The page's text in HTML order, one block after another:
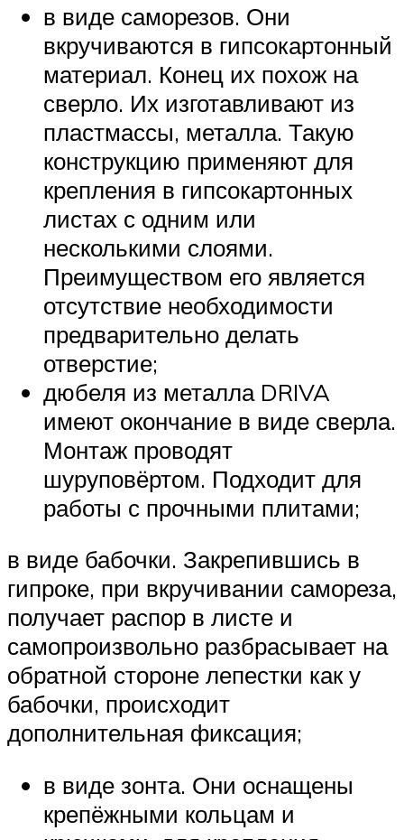
в виде саморезов. Они
вкручиваются в гипсокартонный
материал. Конец их похож на
сверло. Их изготавливают из
пластмассы, металла. Такую
конструкцию применяют для
крепления в гипсокартонных
листах с одним или
несколькими слоями.
Преимуществом его является
отсутствие необходимости
предварительно делать
отверстие;
дюбеля из металла DRIVA
имеют окончание в виде сверла.
Монтаж проводят
шуруповёртом. Подходит для
работы с прочными плитами;
в виде бабочки. Закрепившись в
гипроке, при вкручивании самореза,
получает распор в листе и
самопроизвольно разбрасывает на
обратной стороне лепестки как у
бабочки, происходит
дополнительная фиксация;
в виде зонта. Они оснащены
крепёжными кольцам и